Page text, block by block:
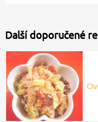
Další doporučené